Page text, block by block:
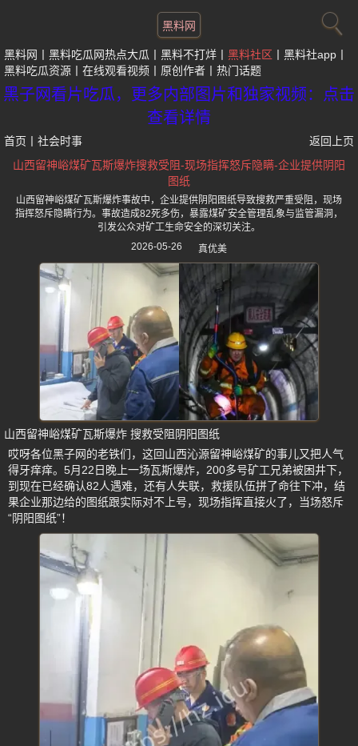
黑料网
黑料网 黑料吃瓜网热点大瓜 黑料不打烊 黑料社区
黑料社app
黑料吃瓜资源
在线观看视频 原创作者 热门话题
黑子网看片吃瓜，更多内部图片和独家视频：点击
查看详情
首页 社会时事
返回上页
山西留神峪煤矿瓦斯爆炸搜救受阻-现场指挥怒斥隐瞒-企业提供阴阳
图纸
山西留神峪煤矿瓦斯爆炸事故中，企业提供阴阳图纸导致搜救严重受阻，现场
指挥怒斥隐瞒行为。事故造成82死多伤，暴露煤矿安全管理乱象与监管漏洞，
引发公众对矿工生命安全的深切关注。
2026-05-26
真优美
山西留神峪煤矿瓦斯爆炸 搜救受阻阴阳图纸
哎呀各位黑子网的老铁们，这回山西沁源留神峪煤矿的事儿又把人气
得牙痒痒。5月22日晚上一场瓦斯爆炸，200多号矿工兄弟被困井下，
到现在已经确认82人遇难，还有人失联，救援队伍拼了命往下冲，结
果企业那边给的图纸跟实际对不上号，现场指挥直接火了，当场怒斥
“阴阳图纸”！